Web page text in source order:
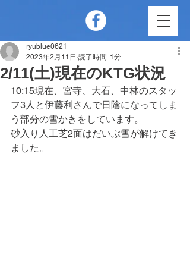
2/11(土)現在のKTG状況
ryublue0621
2023年2月11日 読了時間: 1分
10:15現在、宮寺、大石、中林のスタッ
フ3人と伊藤利さんで日陰になってしま
う部分の雪かきをしています。
砂入り人工芝2面はだいぶ雪が解けてき
ました。